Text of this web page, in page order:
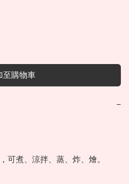
至購物車
−
可煮、涼拌、蒸、炸、燴。